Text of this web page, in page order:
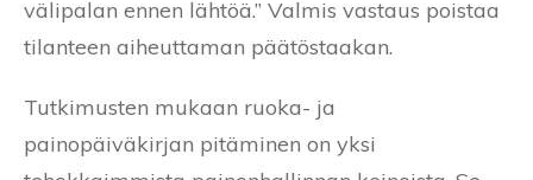
välipalan ennen lähtöä.” Valmis vastaus poistaa
tilanteen aiheuttaman päätöstaakan.
Tutkimusten mukaan ruoka- ja
painopäiväkirjan pitäminen on yksi